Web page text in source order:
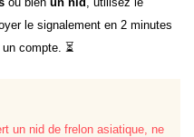
le signalement en 2 minutes
compte. ⏳
un nid de frelon asiatique, ne